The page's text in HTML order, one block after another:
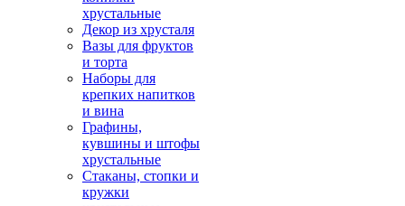
хрустальные
Декор из хрусталя
Вазы для фруктов
и торта
Наборы для
крепких напитков
и вина
Графины,
кувшины и штофы
хрустальные
Стаканы, стопки и
кружки